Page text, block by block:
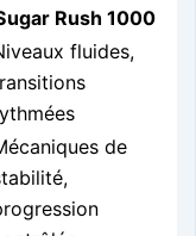
Rush 1000
fluides,
de